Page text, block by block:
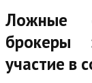
Ложные
брокеры
участие в